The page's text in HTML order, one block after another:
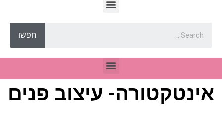
חפשו
אינטקטורה- עיצוב פנים